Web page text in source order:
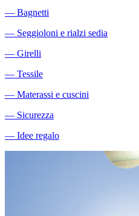
― Bagnetti
― Seggioloni e rialzi sedia
― Girelli
― Tessile
― Materassi e cuscini
― Sicurezza
― Idee regalo